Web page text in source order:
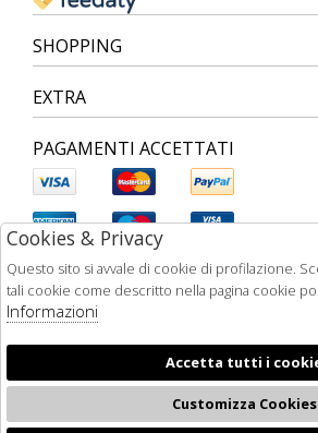
SHOPPING
EXTRA
PAGAMENTI ACCETTATI
Cookies & Privacy
Questo sito si avvale di cookie di profilazione.
tali cookie come descritto nella pagina cookie
Informazioni
Accetta tutti i
Customizza Cookies